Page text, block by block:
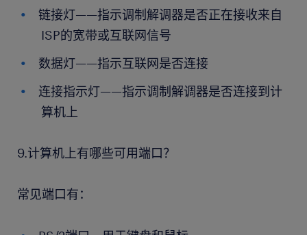
链接灯——指示调制解调器是否正在接收来自
ISP的宽带或互联网信号
数据灯——指示互联网是否连接
连接指示灯——指示调制解调器是否连接到计
算机上
9.计算机上有哪些可用端口？
常见端口有：